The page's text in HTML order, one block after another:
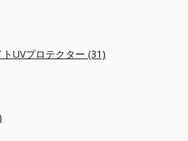
UVプロテクター (31)